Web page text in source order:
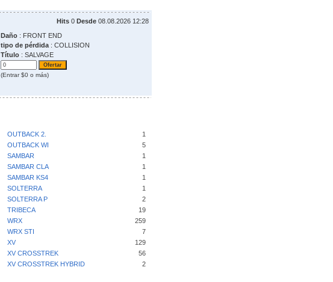
Hits 0 Desde 08.08.2026 12:28
Daño : FRONT END
tipo de pérdida : COLLISION
Título : SALVAGE
(Entrar $0 o más)
OUTBACK 2.
1
OUTBACK WI
5
SAMBAR
1
SAMBAR CLA
1
SAMBAR KS4
1
SOLTERRA
1
SOLTERRA P
2
TRIBECA
19
WRX
259
WRX STI
7
XV
129
XV CROSSTREK
56
XV CROSSTREK HYBRID
2